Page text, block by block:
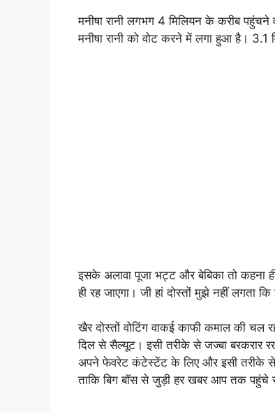
मनीषा रानी लगभग 4 मिलियन के करीब पहुंचने
मनीषा रानी को वोट करने में लगा हुआ है। 3.1
इसके अलावा पूजा भट्ट और बेबिका तो कहना ही
ही रह जाएगा। जी हां दोस्तों मुझे नहीं लगता
खैर दोस्तों वोटिंग वाकई काफी कमाल की चल
दिल से सैल्यूट। इसी तरीके से जज्बा बरकरार
अपने फेवरेट कंटेस्टेंट के लिए और इसी तरीके से
ताकि बिग बॉस से जुड़ी हर खबर आप तक पहुंचे